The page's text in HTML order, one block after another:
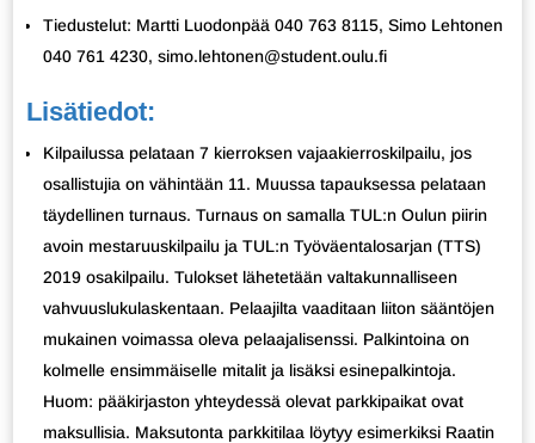
Tiedustelut: Martti Luodonpää 040 763 8115, Simo Lehtonen
040 761 4230, simo.lehtonen@student.oulu.fi
Lisätiedot:
Kilpailussa pelataan 7 kierroksen vajaakierroskilpailu, jos
osallistujia on vähintään 11. Muussa tapauksessa pelataan
täydellinen turnaus. Turnaus on samalla TUL:n Oulun piirin
avoin mestaruuskilpailu ja TUL:n Työväentalosarjan (TTS)
2019 osakilpailu. Tulokset lähetetään valtakunnalliseen
vahvuuslukulaskentaan. Pelaajilta vaaditaan liiton sääntöjen
mukainen voimassa oleva pelaajalisenssi. Palkintoina on
kolmelle ensimmäiselle mitalit ja lisäksi esinepalkintoja.
Huom: pääkirjaston yhteydessä olevat parkkipaikat ovat
maksullisia. Maksutonta parkkitilaa löytyy esimerkiksi Raatin